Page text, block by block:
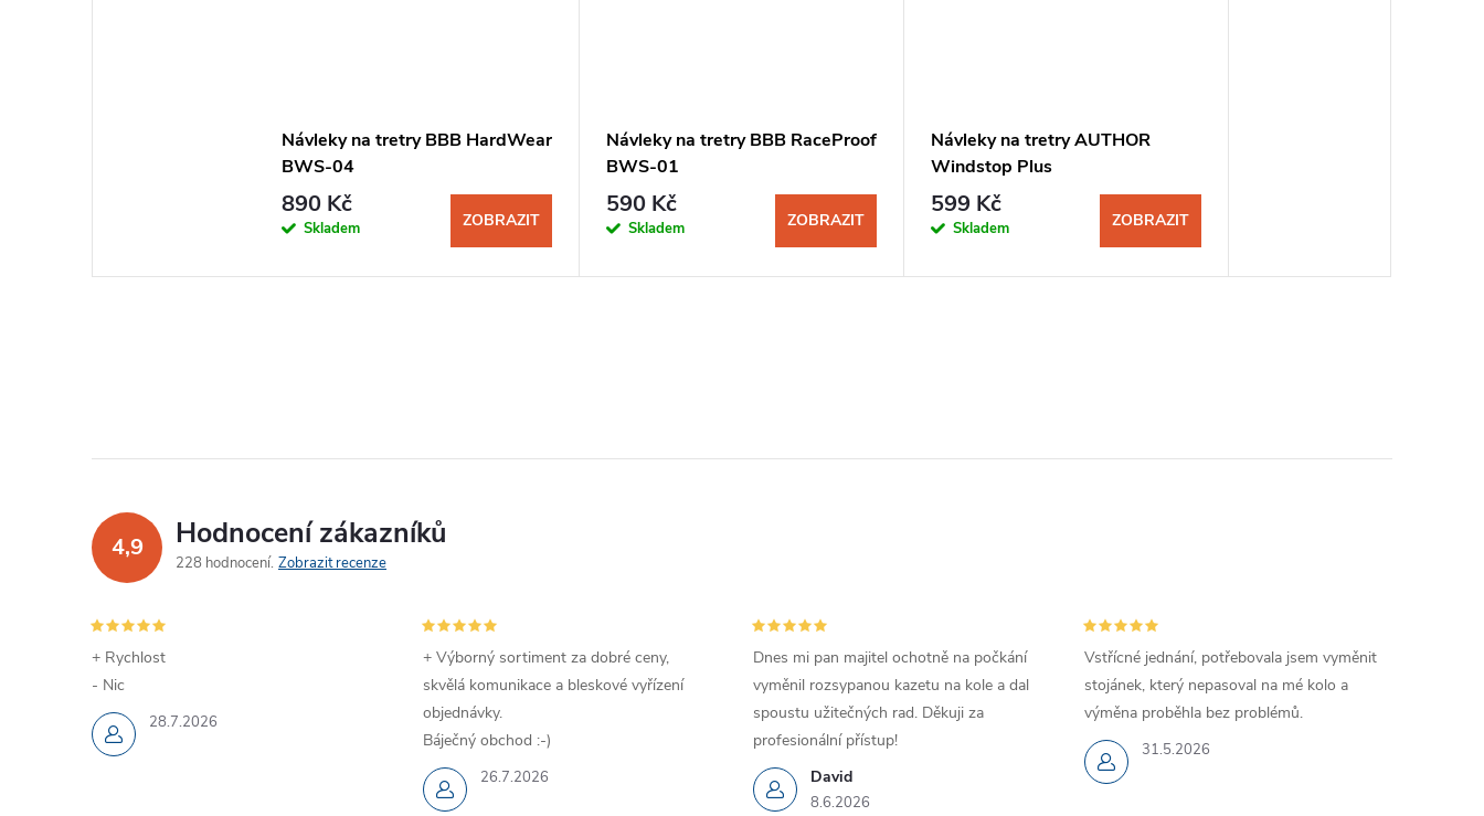
Návleky na tretry BBB HardWear
BWS-04
890 Kč
Skladem ZOBRAZIT
Návleky na tretry BBB RaceProof
BWS-01
590 Kč
Skladem ZOBRAZIT
Návleky na tretry AUTHOR
Windstop Plus
599 Kč
Skladem ZOBRAZIT
4,9 Hodnocení zákazníků
228 hodnocení Zobrazit recenze
28.7.2026
+ Rychlost
- Nic
26.7.2026
+ Výborný sortiment za dobré ceny,
skvělá komunikace a bleskové vyřízení
objednávky.
Báječný obchod :-)
David
8.6.2026
Dnes mi pan majitel ochotně na počkání
vyměnil rozsypanou kazetu na kole a dal
spoustu užitečných rad. Děkuji za
profesionální přístup!
31.5.2026
Vstřícné jednání, potřebovala jsem vyměnit
stojánek, který nepasoval na mé kolo a
výměna proběhla bez problémů.